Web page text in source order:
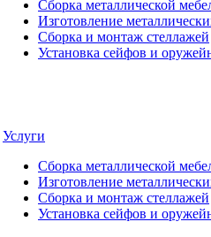
Сборка металлической
Изготовление
Сборка и монтаж стеллажей
Установка сейфов и
Услуги
Сборка металлической
Изготовление
Сборка и монтаж стеллажей
Установка сейфов и